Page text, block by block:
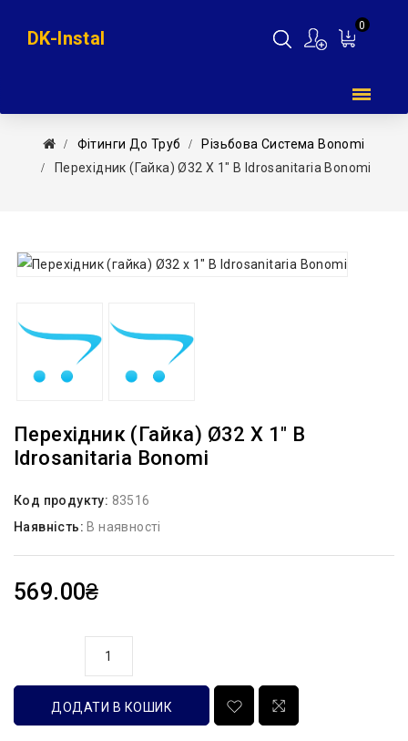
0
DK-Instal
Фітинги До Труб
Різьбова Система Bonomi
Перехідник (гайка) Ø32 Х 1″ В Idrosanitaria Bonomi
Перехідник (гайка) Ø32 Х 1″ В
Idrosanitaria Bonomi
Код продукту: 83516
Наявність: В наявності
569.00₴
ДОДАТИ В КОШИК